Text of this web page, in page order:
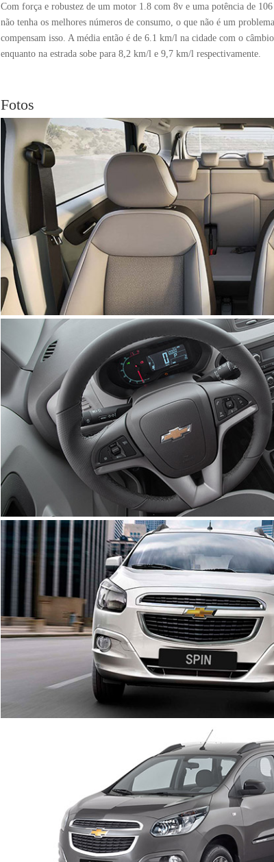
Com força e robustez de um motor 1.8 com 8v e uma potência de
não tenha os melhores números de consumo, o que não é um
compensam isso. A média então é de 6.1 km/l na cidade com o
enquanto na estrada sobe para 8,2 km/l e 9,7 km/l respectivamente.
Fotos